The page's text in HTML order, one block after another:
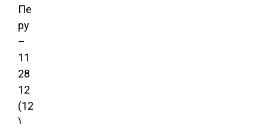
Пе
ру
–
11
28
12
(12